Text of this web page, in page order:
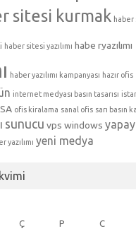
sitesi kurmak haber
haber sitesi yazılımı habe ryazılımı
haber yazılımı kampanyası hazır ofis
internet medyası basın tasarısı
ofis kiralama sanal ofis sarı basın
sunucu vps windows
yazılımı yeni medya
Ç P C